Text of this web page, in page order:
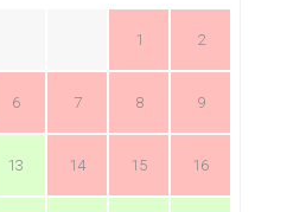
1 2
6 7 8 9
13 14 15 16